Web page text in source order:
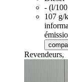
- (l/
107 g/
Revendeurs,